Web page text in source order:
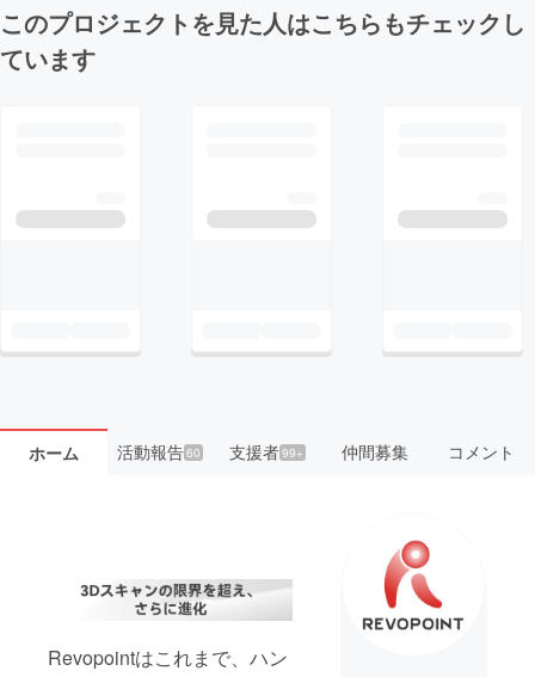
このプロジェクトを見た人はこちらもチェックし
ています
ホーム 活動報告60 支援者99+ 仲間募集 コメント
Revopointはこれまで、ハン